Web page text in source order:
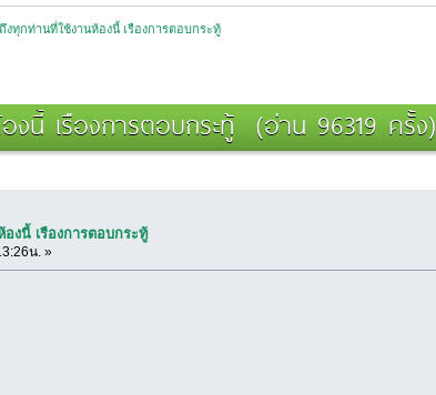
งทุกท่านที่ใช้งานห้องนี้ เรืองการตอบกระทู้
งนี้ เรืองการตอบกระทู้ (อ่าน 96319 ครั้ง)
งนี้ เรืองการตอบกระทู้
น. »